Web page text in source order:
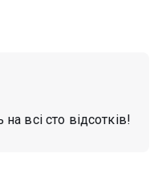
всі сто відсотків!